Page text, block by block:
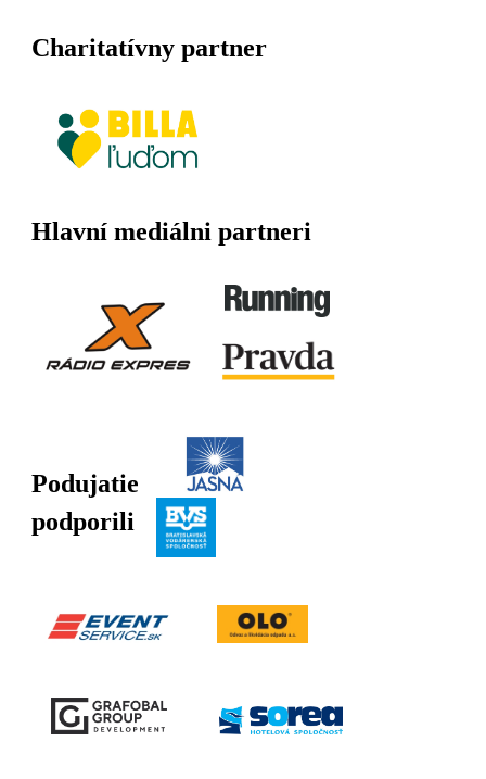
Charitatívny partner
Hlavní mediálni partneri
Podujatie
podporili